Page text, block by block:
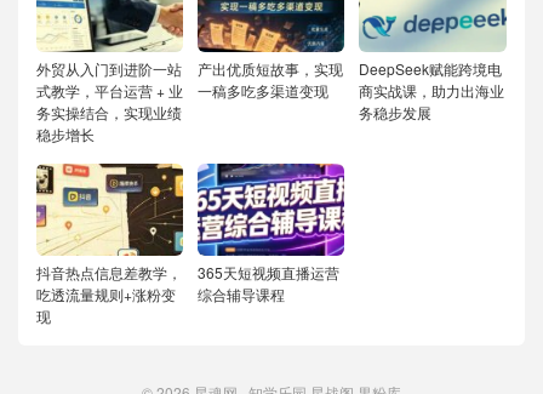
外贸从入门到进阶一站
式教学，平台运营 + 业
务实操结合，实现业绩
稳步增长
产出优质短故事，实现
一稿多吃多渠道变现
DeepSeek赋能跨境电
商实战课，助力出海业
务稳步发展
抖音热点信息差教学，
吃透流量规则+涨粉变
现
365天短视频直播运营
综合辅导课程